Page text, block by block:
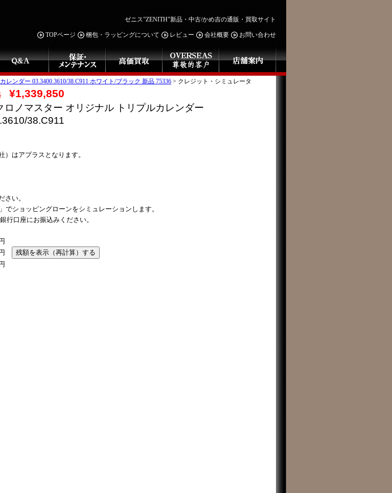
ゼニス”ZENITH”新品・中古/かめ吉の通販・買取サイト
TOPページ 梱包・ラッピングについて レビュー 会社概要 お問い合わせ
ンダー 03.3400.3610/38.C911 ホワイト/ブラック 新品 75336 > クレジット・シミュレータ
¥1,339,850
ロノマスター オリジナル トリプルカレンダー
38.C911
）はアプラスとなります。
さい。
でショッピングローンをシミュレーションします。
行口座にお振込みください。
円
円
円